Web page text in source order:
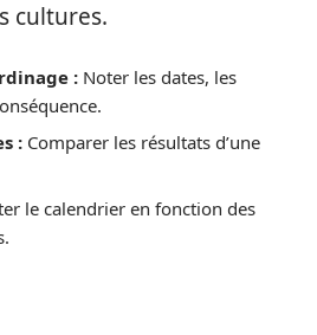
cultures.
: Noter les dates, les
: Comparer les résultats d’une
le calendrier en fonction des